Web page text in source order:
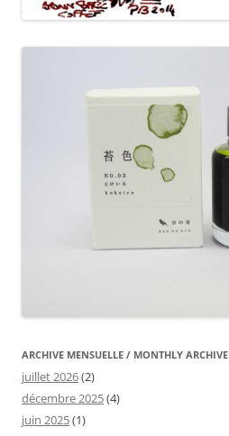
ARCHIVE MENSUELLE / MONTHLY ARCHIVE
juillet 2026(2)
décembre 2025(4)
juin 2025(1)